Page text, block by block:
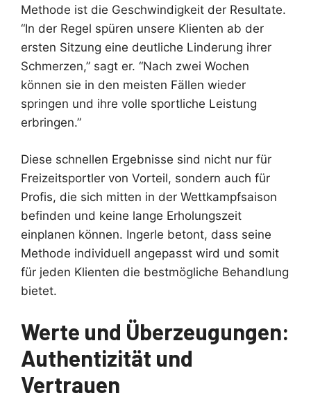
Methode ist die Geschwindigkeit der Resultate.
“In der Regel spüren unsere Klienten ab der
ersten Sitzung eine deutliche Linderung ihrer
Schmerzen,” sagt er. “Nach zwei Wochen
können sie in den meisten Fällen wieder
springen und ihre volle sportliche Leistung
erbringen.”
Diese schnellen Ergebnisse sind nicht nur für
Freizeitsportler von Vorteil, sondern auch für
Profis, die sich mitten in der Wettkampfsaison
befinden und keine lange Erholungszeit
einplanen können. Ingerle betont, dass seine
Methode individuell angepasst wird und somit
für jeden Klienten die bestmögliche Behandlung
bietet.
Werte und Überzeugungen:
Authentizität und
Vertrauen